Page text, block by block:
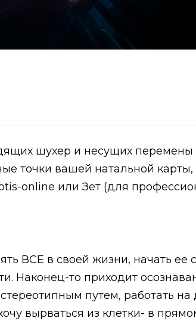
шухер и несущих перемены
точки вашей натальной
online или Зет (для
ВСЕ в своей жизни, начать ее
Наконец-то приходит
путем, работать на
вырваться из клетки- в